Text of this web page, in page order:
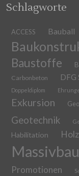
Schlagworte
ACCESS Bauball
Baustoffe
Carbonbeton DFG
Doppeldiplom
Exkursion
Geotechnik
Habilitation
Massivbau
Promotionen